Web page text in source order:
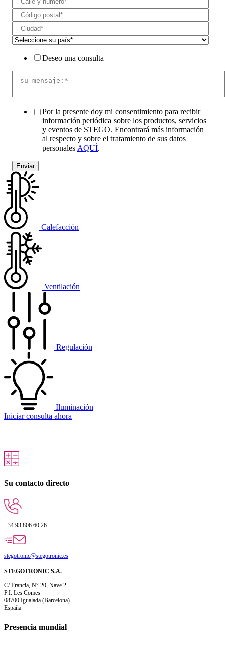
Deseo una consulta
Por la presente doy mi consentimiento para recibir
información periódica sobre los productos, servicios
y eventos de STEGO. Encontrará más información
al respecto y sobre el tratamiento de sus datos
personales AQUÍ.
Calefacción
Ventilación
Regulación
Iluminación
Iniciar consulta ahora
Su contacto directo
+34 93 806 60 26
stegotronic@stegotronic.es
STEGOTRONIC S.A.
C/ Francia, N° 20, Nave 2
P.I. Les Comes
08700 Igualada (Barcelona)
España
Presencia mundial